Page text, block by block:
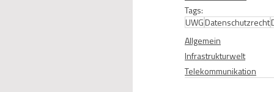
Tags:
UWGDatenschutzrecht
Allgemein
Infrastrukturwelt
Telekommunikation